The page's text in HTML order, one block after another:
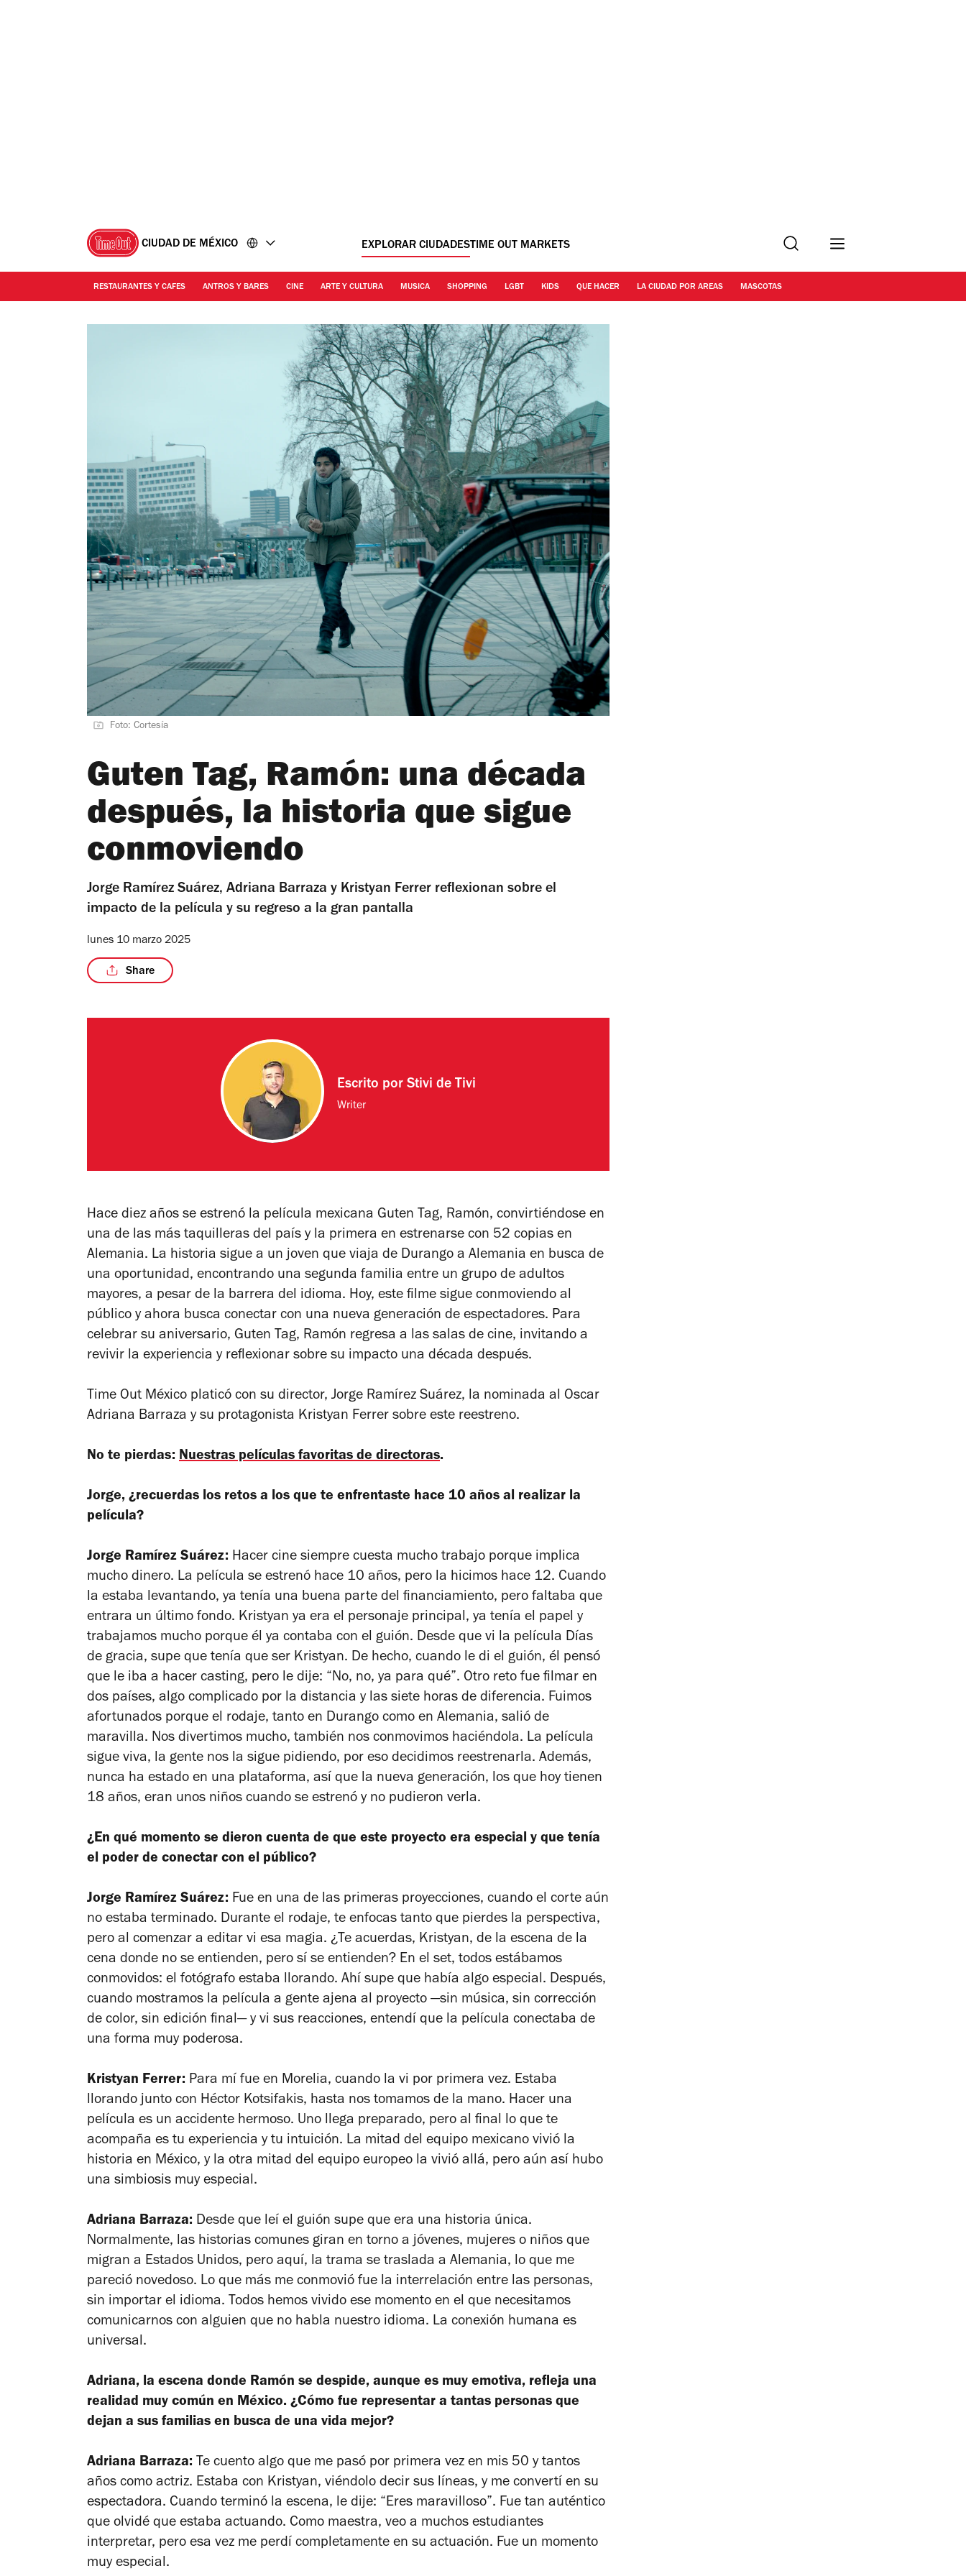
CIUDAD DE MÉXICO EXPLORAR CIUDADESTIME OUT MARKETS Buscar
RESTAURANTES Y CAFES ANTROS Y BARES CINE ARTE Y CULTURA MUSICA SHOPPING LGBT KIDS QUE HACER LA CIUDAD POR AREAS MASCOTAS
Foto: Cortesía
Guten Tag, Ramón: una década
después, la historia que sigue
conmoviendo
Jorge Ramírez Suárez, Adriana Barraza y Kristyan Ferrer reflexionan sobre el
impacto de la película y su regreso a la gran pantalla
lunes 10 marzo 2025
Share
Escrito por Stivi de Tivi
Writer
Hace diez años se estrenó la película mexicana Guten Tag, Ramón, convirtiéndose en
una de las más taquilleras del país y la primera en estrenarse con 52 copias en
Alemania. La historia sigue a un joven que viaja de Durango a Alemania en busca de
una oportunidad, encontrando una segunda familia entre un grupo de adultos
mayores, a pesar de la barrera del idioma. Hoy, este filme sigue conmoviendo al
público y ahora busca conectar con una nueva generación de espectadores. Para
celebrar su aniversario, Guten Tag, Ramón regresa a las salas de cine, invitando a
revivir la experiencia y reflexionar sobre su impacto una década después.
Time Out México platicó con su director, Jorge Ramírez Suárez, la nominada al Oscar
Adriana Barraza y su protagonista Kristyan Ferrer sobre este reestreno.
No te pierdas: Nuestras películas favoritas de directoras.
Jorge, ¿recuerdas los retos a los que te enfrentaste hace 10 años al realizar la
película?
Jorge Ramírez Suárez: Hacer cine siempre cuesta mucho trabajo porque implica
mucho dinero. La película se estrenó hace 10 años, pero la hicimos hace 12. Cuando
la estaba levantando, ya tenía una buena parte del financiamiento, pero faltaba que
entrara un último fondo. Kristyan ya era el personaje principal, ya tenía el papel y
trabajamos mucho porque él ya contaba con el guión. Desde que vi la película Días
de gracia, supe que tenía que ser Kristyan. De hecho, cuando le di el guión, él pensó
que le iba a hacer casting, pero le dije: “No, no, ya para qué”. Otro reto fue filmar en
dos países, algo complicado por la distancia y las siete horas de diferencia. Fuimos
afortunados porque el rodaje, tanto en Durango como en Alemania, salió de
maravilla. Nos divertimos mucho, también nos conmovimos haciéndola. La película
sigue viva, la gente nos la sigue pidiendo, por eso decidimos reestrenarla. Además,
nunca ha estado en una plataforma, así que la nueva generación, los que hoy tienen
18 años, eran unos niños cuando se estrenó y no pudieron verla.
¿En qué momento se dieron cuenta de que este proyecto era especial y que tenía
el poder de conectar con el público?
Jorge Ramírez Suárez: Fue en una de las primeras proyecciones, cuando el corte aún
no estaba terminado. Durante el rodaje, te enfocas tanto que pierdes la perspectiva,
pero al comenzar a editar vi esa magia. ¿Te acuerdas, Kristyan, de la escena de la
cena donde no se entienden, pero sí se entienden? En el set, todos estábamos
conmovidos: el fotógrafo estaba llorando. Ahí supe que había algo especial. Después,
cuando mostramos la película a gente ajena al proyecto —sin música, sin corrección
de color, sin edición final— y vi sus reacciones, entendí que la película conectaba de
una forma muy poderosa.
Kristyan Ferrer: Para mí fue en Morelia, cuando la vi por primera vez. Estaba
llorando junto con Héctor Kotsifakis, hasta nos tomamos de la mano. Hacer una
película es un accidente hermoso. Uno llega preparado, pero al final lo que te
acompaña es tu experiencia y tu intuición. La mitad del equipo mexicano vivió la
historia en México, y la otra mitad del equipo europeo la vivió allá, pero aún así hubo
una simbiosis muy especial.
Adriana Barraza: Desde que leí el guión supe que era una historia única.
Normalmente, las historias comunes giran en torno a jóvenes, mujeres o niños que
migran a Estados Unidos, pero aquí, la trama se traslada a Alemania, lo que me
pareció novedoso. Lo que más me conmovió fue la interrelación entre las personas,
sin importar el idioma. Todos hemos vivido ese momento en el que necesitamos
comunicarnos con alguien que no habla nuestro idioma. La conexión humana es
universal.
Adriana, la escena donde Ramón se despide, aunque es muy emotiva, refleja una
realidad muy común en México. ¿Cómo fue representar a tantas personas que
dejan a sus familias en busca de una vida mejor?
Adriana Barraza: Te cuento algo que me pasó por primera vez en mis 50 y tantos
años como actriz. Estaba con Kristyan, viéndolo decir sus líneas, y me convertí en su
espectadora. Cuando terminó la escena, le dije: “Eres maravilloso”. Fue tan auténtico
que olvidé que estaba actuando. Como maestra, veo a muchos estudiantes
interpretar, pero esa vez me perdí completamente en su actuación. Fue un momento
muy especial.